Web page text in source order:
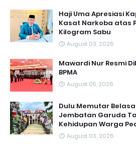
Haji Uma Apresiasi
Kasat Narkoba atas
Kilogram Sabu
August 03, 2026
Mawardi Nur Resmi
BPMA
August 05, 2026
Dulu Memutar
Jembatan Garuda
Kehidupan Warga
August 03, 2026